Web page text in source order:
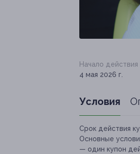
Начало действия
4 мая 2026 г.
Условия
Срок действия
Основные
— один купон